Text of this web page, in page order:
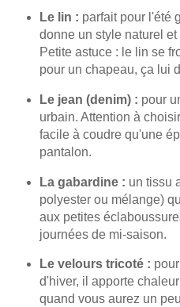
Le lin : parfait pour l'été
donne un style naturel
Petite astuce : le lin se
pour un chapeau, ça lui
Le jean (denim) : pour
urbain. Attention à
facile à coudre qu'une
pantalon.
La gabardine : un tissu
polyester ou mélange)
aux petites
journées de mi-saison.
Le velours tricoté :
d'hiver, il apporte
quand vous aurez un